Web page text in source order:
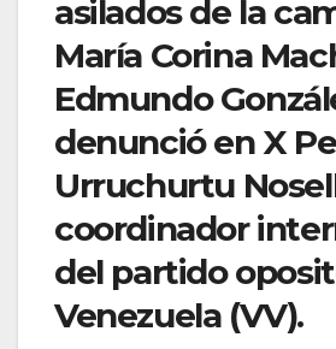
asilados de la
María Corina
Edmundo
denunció en X
Urruchurtu
coordinador
del partido
Venezuela (VV).